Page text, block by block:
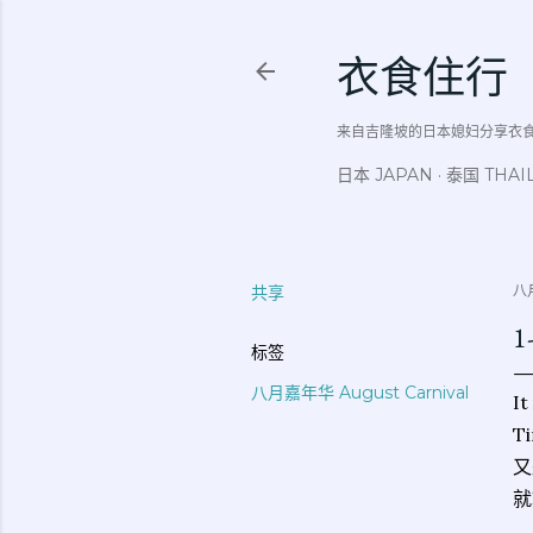
衣食住行
来自吉隆坡的日本媳妇分享
日本 JAPAN 泰国
共享
标签
八月嘉年华 August Carnival
八
It